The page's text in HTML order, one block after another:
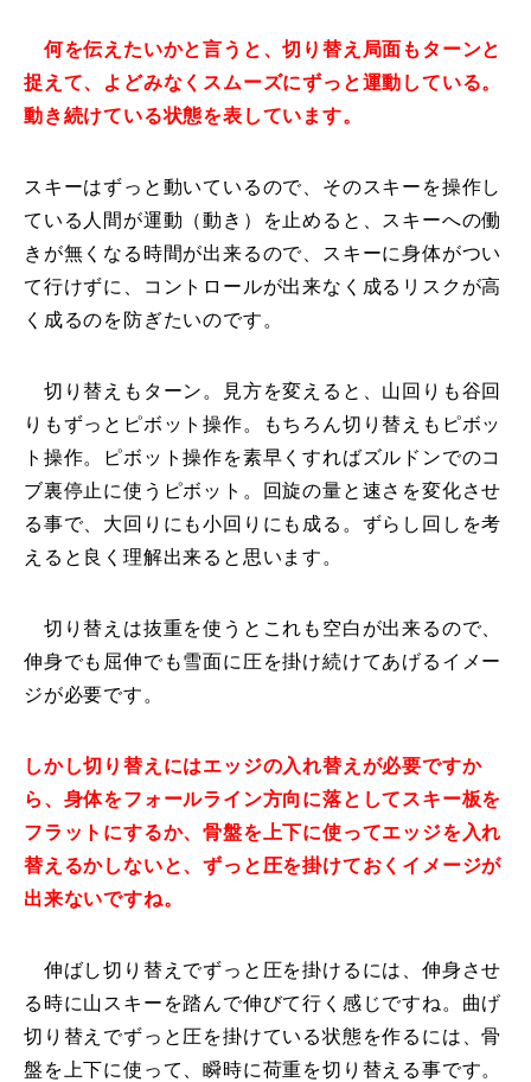
インストラクター一覧
コブレッスン参加のお客様の声
よくある質問 FAQ
レッスン内容について
お申し込みについて
動画で学ぶ Movie
最新レッスン動画
Online Store
コブ斜面の滑り方解説動画
無料プレゼント動画
プレゼント Present
プレゼント付メルマガ
常時メルマガ
お問合せ 特定商取引法に基づく表記 プライバシーポリシー 会社
何を伝えたいかと言うと、切り替え局面もターンと
捉えて、よどみなくスムーズにずっと運動している。
動き続けている状態を表しています。
スキーはずっと動いているので、そのスキーを操作し
ている人間が運動（動き）を止めると、スキーへの働
きが無くなる時間が出来るので、スキーに身体がつい
て行けずに、コントロールが出来なく成るリスクが高
く成るのを防ぎたいのです。
切り替えもターン。見方を変えると、山回りも谷回
りもずっとピボット操作。もちろん切り替えもピボッ
ト操作。ピボット操作を素早くすればズルドンでのコ
ブ裏停止に使うピボット。回旋の量と速さを変化させ
る事で、大回りにも小回りにも成る。ずらし回しを考
えると良く理解出来ると思います。
切り替えは抜重を使うとこれも空白が出来るので、
伸身でも屈伸でも雪面に圧を掛け続けてあげるイメー
ジが必要です。
しかし切り替えにはエッジの入れ替えが必要ですか
ら、身体をフォールライン方向に落としてスキー板を
フラットにするか、骨盤を上下に使ってエッジを入れ
替えるかしないと、ずっと圧を掛けておくイメージが
出来ないですね。
伸ばし切り替えでずっと圧を掛けるには、伸身させ
る時に山スキーを踏んで伸びて行く感じですね。曲げ
切り替えでずっと圧を掛けている状態を作るには、骨
盤を上下に使って、瞬時に荷重を切り替える事です。